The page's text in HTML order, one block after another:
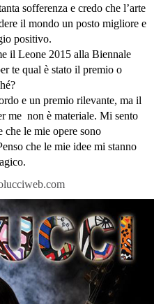
sofferenza e credo che l’arte
il mondo un posto migliore e
positivo.
il Leone 2015 alla Biennale
te qual è stato il premio o
e un premio rilevante, ma il
me non è materiale. Mi sento
che le mie opere sono
che le mie idee mi stanno